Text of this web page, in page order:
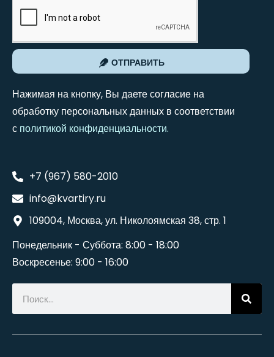
ОТПРАВИТЬ
Нажимая на кнопку, Вы даете согласие на
обработку персональных данных в соответствии
с политикой конфиденциальности.
+7 (967) 580-2010
info@kvartiry.ru
109004, Москва, ул. Николоямская 38, стр. 1
Понедельник - Суббота: 8:00 - 18:00
Воскресенье: 9:00 - 16:00